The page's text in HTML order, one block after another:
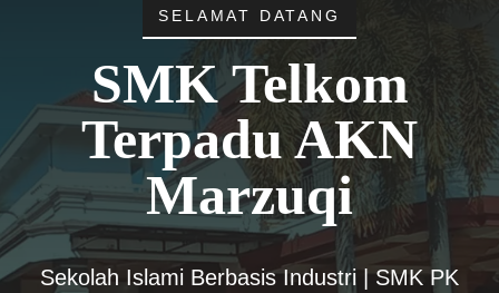
SELAMAT DATANG
SMK Telkom
Terpadu AKN
Marzuqi
Sekolah Islami Berbasis Industri | SMK PK